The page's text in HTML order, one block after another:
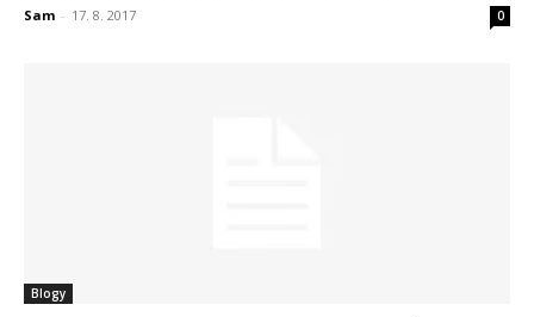
Sam - 17. 8. 2017 0
Blogy